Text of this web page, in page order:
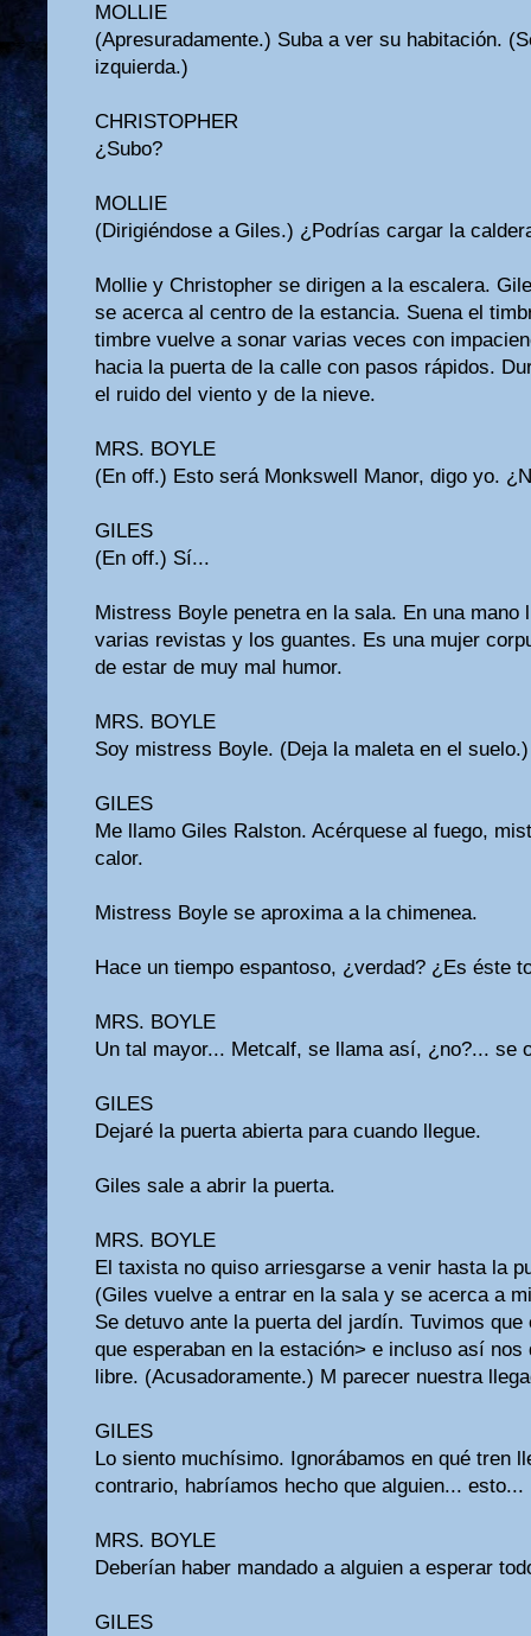
MOLLIE
(Apresuradamente.) Suba a ver su habitación.
izquierda.)
CHRISTOPHER
¿Subo?
MOLLIE
(Dirigiéndose a Giles.) ¿Podrías cargar la
Mollie y Christopher se dirigen a la escalera.
se acerca al centro de la estancia. Suena el
timbre vuelve a sonar varias veces con
hacia la puerta de la calle con pasos rápidos.
el ruido del viento y de la nieve.
MRS. BOYLE
(En off.) Esto será Monkswell Manor, digo yo.
GILES
(En off.) Sí...
Mistress Boyle penetra en la sala. En una mano
varias revistas y los guantes. Es una mujer
de estar de muy mal humor.
MRS. BOYLE
Soy mistress Boyle. (Deja la maleta en el suelo.)
GILES
Me llamo Giles Ralston. Acérquese al fuego,
calor.
Mistress Boyle se aproxima a la chimenea.
Hace un tiempo espantoso, ¿verdad? ¿Es éste
MRS. BOYLE
Un tal mayor... Metcalf, se llama así, ¿no?... se
GILES
Dejaré la puerta abierta para cuando llegue.
Giles sale a abrir la puerta.
MRS. BOYLE
El taxista no quiso arriesgarse a venir hasta la
(Giles vuelve a entrar en la sala y se acerca a
Se detuvo ante la puerta del jardín. Tuvimos
que esperaban en la estación> e incluso así nos
libre. (Acusadoramente.) M parecer nuestra
GILES
Lo siento muchísimo. Ignorábamos en qué tren
contrario, habríamos hecho que alguien... esto...
MRS. BOYLE
Deberían haber mandado a alguien a esperar
GILES